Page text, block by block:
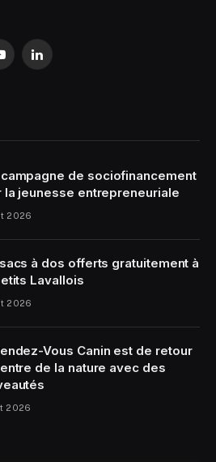
LinkedIn
campagne de sociofinancement
la jeunesse entrepreneuriale
2026
à dos offerts gratuitement à
Lavallois
2026
Vous Canin est de retour
de la nature avec des
2026